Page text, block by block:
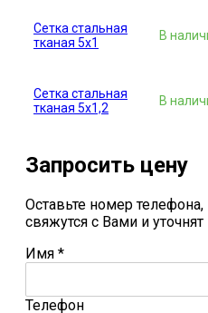
Сетка стальная
тканая 5x1
В
Сетка стальная
тканая 5x1,2
В
Запросить цену
Оставьте номер
свяжутся с Вами и
Имя *
Телефон